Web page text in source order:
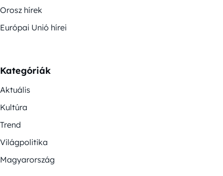
Orosz hírek
Európai Unió hírei
Kategóriák
Aktuális
Kultúra
Trend
Világpolitika
Magyarország